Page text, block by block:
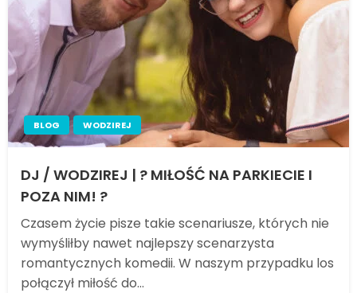
BLOG WODZIREJ
DJ / WODZIREJ | ? MIŁOŚĆ NA PARKIECIE I
POZA NIM! ?
Czasem życie pisze takie scenariusze, których nie
wymyśliłby nawet najlepszy scenarzysta
romantycznych komedii. W naszym przypadku los
połączył miłość do…